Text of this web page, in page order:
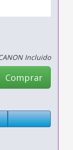
Incluido
Comprar